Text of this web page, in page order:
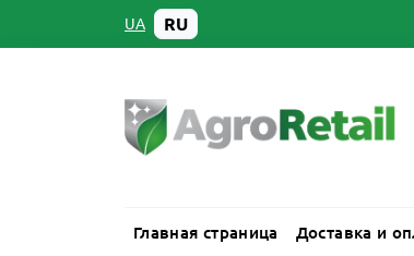
UA RU
Главная страница Доставка и